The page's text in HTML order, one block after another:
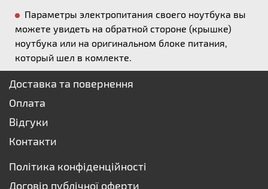
Параметры электропитания своего ноутбука вы
можете увидеть на обратной стороне (крышке)
ноутбука или на оригинальном блоке питания,
который шел в комлекте.
Доставка та повернення
Оплата
Відгуки
Контакти
Політика конфіденційності
Договір публічної оферти